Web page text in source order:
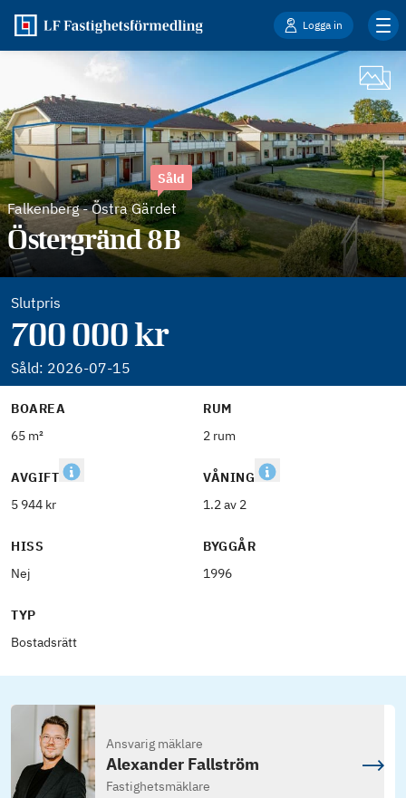
Logga in
Falkenberg-Östra Gärdet
Såld
Östergränd 8B
Slutpris
700 000 kr
Såld: 2026-07-15
BOAREA
65 m²
RUM
2 rum
AVGIFT
5 944 kr
VÅNING
1.2 av 2
HISS
Nej
BYGGÅR
1996
TYP
Bostadsrätt
Ansvarig mäklare
Alexander Fallström
Fastighetsmäklare